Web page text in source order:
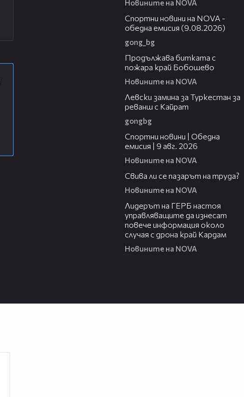
Новините на NOVA
Спортни новини на NOVA -
обедна емисия (9.08.2026)
gong_bg
Продължава битката с
пожара край Бобошево
Новините на NOVA
Левски замина за Туркестан за
реванш с Кайрат
gongbg
Спортни новини | Обедна
емисия | 9 aвг. 2026
Новините на NOVA
Свива ли се пазарът на труда?
Новините на NOVA
Лидерът на ГЕРБ настоя
управляващите да изнесат
повече информация около
случая с дрона край Кардам
Новините на NOVA